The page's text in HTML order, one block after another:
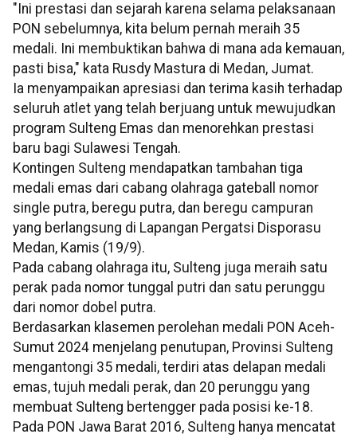
"Ini prestasi dan sejarah karena selama pelaksanaan
PON sebelumnya, kita belum pernah meraih 35
medali. Ini membuktikan bahwa di mana ada kemauan,
pasti bisa," kata Rusdy Mastura di Medan, Jumat.
Ia menyampaikan apresiasi dan terima kasih terhadap
seluruh atlet yang telah berjuang untuk mewujudkan
program Sulteng Emas dan menorehkan prestasi
baru bagi Sulawesi Tengah.
Kontingen Sulteng mendapatkan tambahan tiga
medali emas dari cabang olahraga gateball nomor
single putra, beregu putra, dan beregu campuran
yang berlangsung di Lapangan Pergatsi Disporasu
Medan, Kamis (19/9).
Pada cabang olahraga itu, Sulteng juga meraih satu
perak pada nomor tunggal putri dan satu perunggu
dari nomor dobel putra.
Berdasarkan klasemen perolehan medali PON Aceh-
Sumut 2024 menjelang penutupan, Provinsi Sulteng
mengantongi 35 medali, terdiri atas delapan medali
emas, tujuh medali perak, dan 20 perunggu yang
membuat Sulteng bertengger pada posisi ke-18.
Pada PON Jawa Barat 2016, Sulteng hanya mencatat